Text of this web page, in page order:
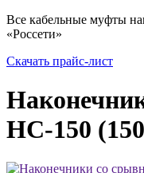
Все кабельные муфты
«Россети»
Скачать прайс-лист
НС-150